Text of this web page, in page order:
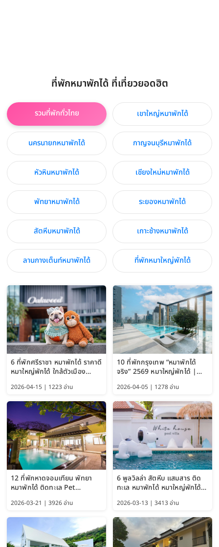
ที่พักหมาพักได้ ที่เที่ยวยอดฮิต
รวมที่พักทั่วไทย เขาใหญ่หมาพักได้
นครนายกหมาพักได้ กาญจนบุรีหมาพักได้
หัวหินหมาพักได้ เชียงใหม่หมาพักได้
พัทยาหมาพักได้ ระยองหมาพักได้
สัตหีบหมาพักได้ เกาะช้างหมาพักได้
ลานกางเต็นท์หมาพักได้ ที่พักหมาใหญ่พักได้
6 ที่พักศรีราชา หมาพักได้ ราคาดี
หมาใหญ่พักได้ ใกล้ตัวเมือง
2026-04-15 | 1223 อ่าน
10 ที่พักกรุงเทพ “หมาพักได้
จริง” 2569 หมาใหญ่พักได้ |
Bangkok อัปเดตล่าสุด
2026-04-05 | 1278 อ่าน
12 ที่พักหาดจอมเทียน พัทยา
หมาพักได้ ติดทะเล Pet
พักได้ อัปเดต 2569
2026-03-21 | 3926 อ่าน
6 พูลวิลล่า สัตหีบ แสมสาร ติด
ทะเล หมาพักได้ หมาใหญ่พักได้
2026-03-13 | 3413 อ่าน